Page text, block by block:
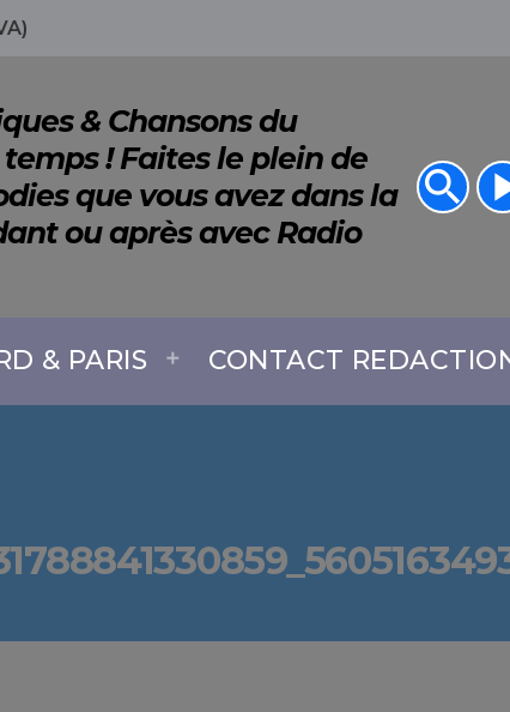
& Chansons du
! Faites le plein de
que vous avez dans la
ou après avec Radio
& PARIS CONTACT
search